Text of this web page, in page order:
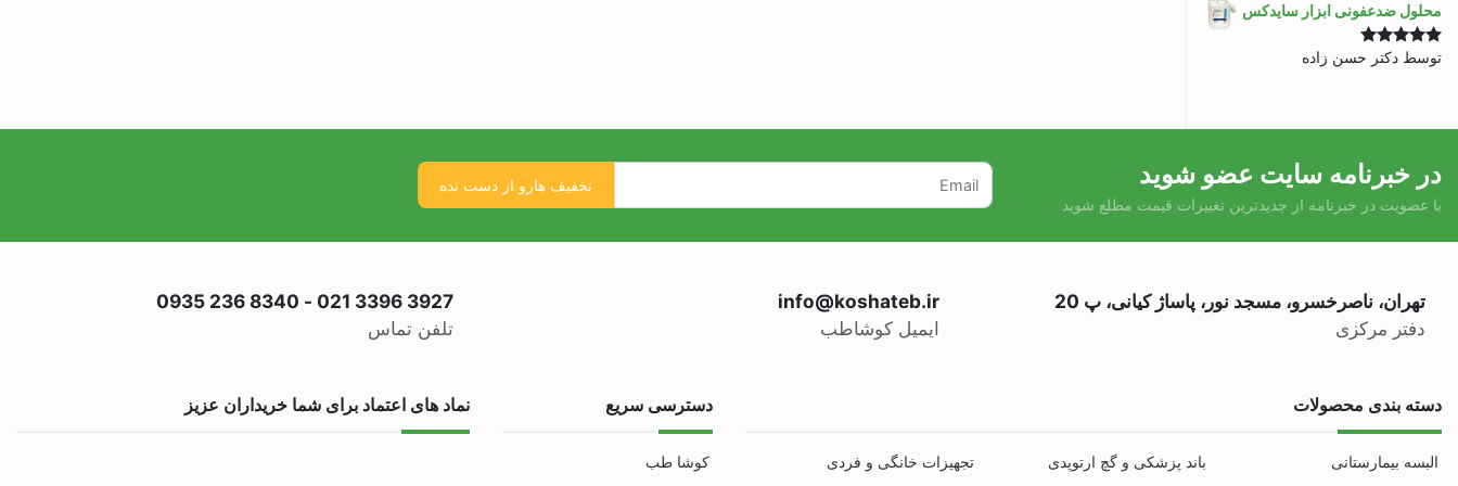
محلول ضدعفونی ابزار سایدکس
نمره 5از 5
توسط دکتر حسن زاده
در خبرنامه سایت عضو شوید
با عضویت در خبرنامه از جدیدترین تغییرات قیمت مطلع شوید
تهران، ناصرخسرو، مسجد نور، پاساژ کیانی، پ 20
دفتر مرکزی
info@koshateb.ir
ایمیل کوشاطب
021 3396 3927
-
0935 236 8340
تلفن تماس
دسته بندی محصولات
البسه بیمارستانی باند پزشکی و گچ ارتوپدی تجهیزات خانگی و فردی
دسترسی سریع
کوشا طب
نماد های اعتماد برای شما خریداران عزیز